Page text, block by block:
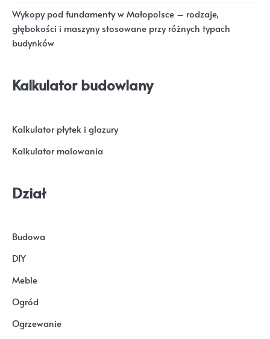
Wykopy pod fundamenty w Małopolsce – rodzaje,
głębokości i maszyny stosowane przy różnych typach
budynków
Kalkulator budowlany
Kalkulator płytek i glazury
Kalkulator malowania
Dział
Budowa
DIY
Meble
Ogród
Ogrzewanie